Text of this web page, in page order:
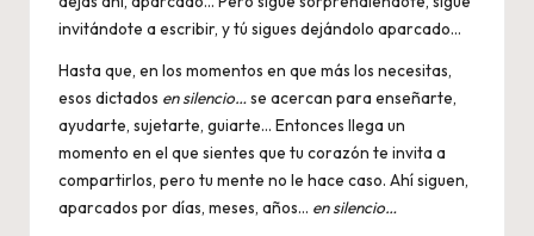
invitándote a escribir, y tú sigues dejándolo aparcado…
Hasta que, en los momentos en que más los necesitas,
esos dictados en silencio…se acercan para enseñarte,
ayudarte, sujetarte, guiarte… Entonces llega un
momento en el que sientes que tu corazón te invita a
compartirlos, pero tu mente no le hace caso. Ahí siguen,
aparcados por días, meses, años… en silencio…